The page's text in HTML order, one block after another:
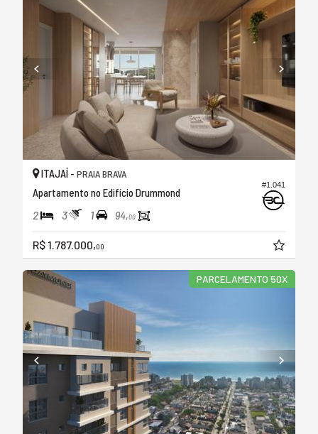
#1.041
ITAJAÍ - PRAIA BRAVA
Apartamento no Edifício Drummond
2 3 1 94,00
R$ 1.787.000,00
PARCELAMENTO 50X